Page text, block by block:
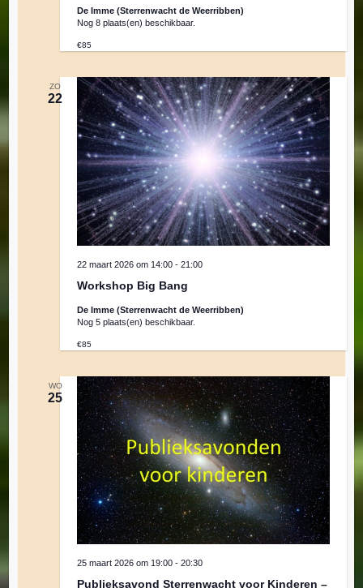
De Imme (Sterrenwacht de Weerribben)
Nog 8 plaats(en) beschikbaar.
€85
ZO
22
Workshop Big Bang
22 maart 2026 om 14:00 -21:00
De Imme (Sterrenwacht de Weerribben)
Nog 5 plaats(en) beschikbaar.
€85
WO
25
Publieksavond Sterrenwacht voor Kinderen –
25 maart 2026 om 19:00 -20:30